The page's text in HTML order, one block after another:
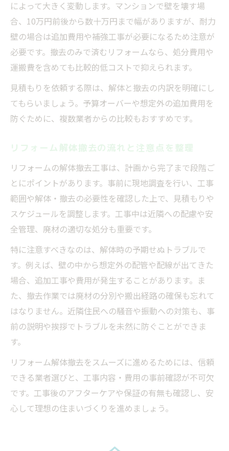
によって大きく変動します。マンションで壁を壊す場
合、10万円前後から数十万円まで幅がありますが、耐力
壁の場合は追加費用や補強工事が必要になるため注意が
必要です。撤去のみで済むリフォームなら、処分費用や
運搬費を含めても比較的低コストで抑えられます。
見積もりを依頼する際は、解体と撤去の内訳を明確にし
てもらいましょう。予算オーバーや想定外の追加費用を
防ぐために、複数業者からの比較もおすすめです。
リフォーム解体撤去の流れと注意点を整理
リフォームの解体撤去工事は、計画から完了まで段階ご
とにポイントがあります。事前に現地調査を行い、工事
範囲や解体・撤去の必要性を確認した上で、見積もりや
スケジュールを調整します。工事中は近隣への配慮や安
全管理、廃材の適切な処分も重要です。
特に注意すべきなのは、解体時の予期せぬトラブルで
す。例えば、壁の中から想定外の配管や配線が出てきた
場合、追加工事や費用が発生することがあります。ま
た、撤去作業では廃材の分別や搬出経路の確保も忘れて
はなりません。近隣住民への騒音や振動への対策も、事
前の説明や挨拶でトラブルを未然に防ぐことができま
す。
リフォーム解体撤去をスムーズに進めるためには、信頼
できる業者選びと、工事内容・費用の事前確認が不可欠
です。工事後のアフターケアや保証の有無も確認し、安
心して理想の住まいづくりを進めましょう。